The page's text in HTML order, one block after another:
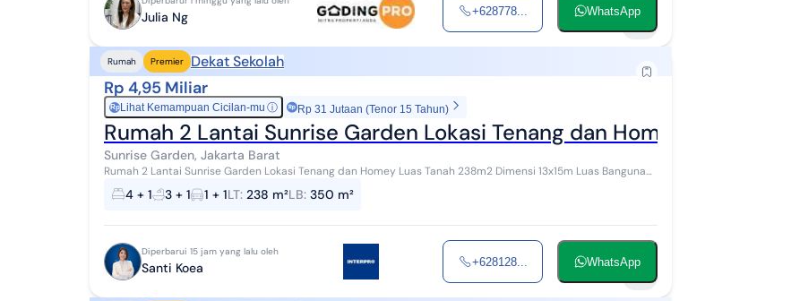
Julia Ng +628778... WhatsApp
Rumah Premier Dekat Sekolah
Rp 4,95 Miliar
RpLihat Kemampuan Cicilan-mu ⓘ Rp 31 Jutaan (Tenor 15 Tahun)
Rumah 2 Lantai Sunrise Garden Lokasi Tenang dan Homey - LT 238M2
Sunrise Garden, Jakarta Barat
Rumah 2 Lantai Sunrise Garden Lokasi Tenang dan Homey Luas Tanah 238m2 Dimensi 13x15m Luas Bangunan
350m2 Bedroom 4+1 Bathroom 3+1 Ada lantai Mez...
4 + 1 3 + 1 1 + 1LT: 238 m²LB: 350 m²
Diperbarui 15 jam yang lalu oleh
Santi Koea +628128... WhatsApp